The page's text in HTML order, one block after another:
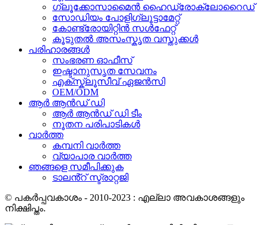
ഗ്ലൂക്കോസാമൈൻ ഹൈഡ്രോക്ലോറൈഡ്
സോഡിയം പോളിഗ്ലൂട്ടാമേറ്റ്
കോണ്ട്രോയിറ്റിൻ സൾഫേറ്റ്
കൂടുതൽ അസംസ്കൃത വസ്തുക്കൾ
പരിഹാരങ്ങൾ
സംഭരണ ​​ഓഫീസ്
ഇഷ്ടാനുസൃത സേവനം
എക്സ്ക്ലൂസീവ് ഏജൻസി
OEM/ODM
ആർ ആൻഡ് ഡി
ആർ ആൻഡ് ഡി ടീം
നൂതന പരിപാടികൾ
വാർത്ത
കമ്പനി വാർത്ത
വ്യാപാര വാർത്ത
ഞങ്ങളെ സമീപിക്കുക
ടാലൻ്റ് സ്ട്രാറ്റജി
© പകർപ്പവകാശം - 2010-2023 : എല്ലാ അവകാശങ്ങളും
നിക്ഷിപ്തം.